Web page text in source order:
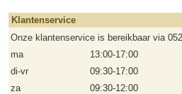
Klantenservice
Onze klantenservice is bereikbaar via
ma
13:00-17:00
di-vr
09:30-17:00
za
09:30-12:00